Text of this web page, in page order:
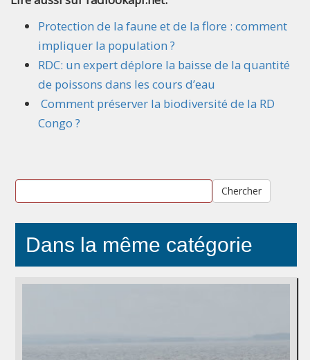
Protection de la faune et de la flore : comment
impliquer la population ?
RDC: un expert déplore la baisse de la quantité
de poissons dans les cours d’eau
Comment préserver la biodiversité de la RD
Congo ?
Chercher
Dans la même catégorie